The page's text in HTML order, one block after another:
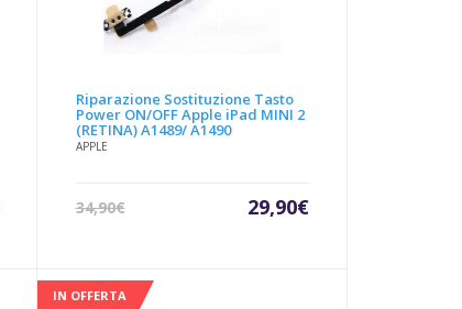
Riparazione Sostituzione Tasto
Power ON/OFF Apple iPad MINI 2
(RETINA) A1489/ A1490
APPLE
34,90€
Il
29,90€
Il
IN OFFERTA